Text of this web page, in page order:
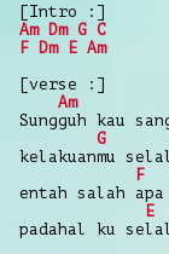
[Intro :]
Am Dm G C
F Dm E Am
[verse :]
Am
Sungguh kau
G
kelakuanmu
F
entah salah
E
padahal ku